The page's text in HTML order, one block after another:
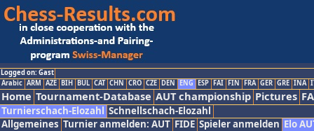
Logged on: Gast
Arabic ARM AZE BIH BUL CAT CHN CRO CZE DEN ENG ESP FAI FIN FRA GER GRE INA
Home Tournament-Database AUT championship Pictures
Turnierschach-Elozahl Schnellschach-Elozahl
Allgemeines Turnier anmelden: AUT FIDE Spieler anmelden Elo